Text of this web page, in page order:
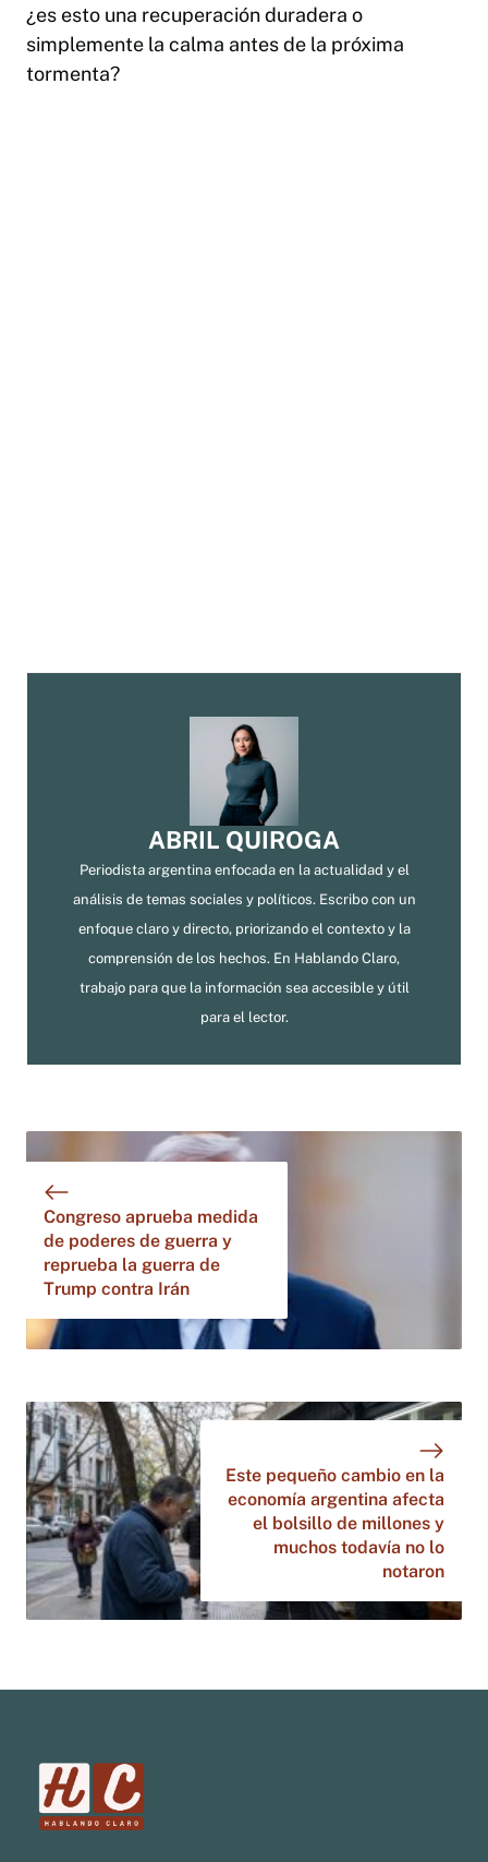
¿es esto una recuperación duradera o
simplemente la calma antes de la próxima
tormenta?
ABRIL QUIROGA
Periodista argentina enfocada en la actualidad y el
análisis de temas sociales y políticos. Escribo con un
enfoque claro y directo, priorizando el contexto y la
comprensión de los hechos. En Hablando Claro,
trabajo para que la información sea accesible y útil
para el lector.
Congreso aprueba medida
de poderes de guerra y
reprueba la guerra de
Trump contra Irán
Este pequeño cambio en la
economía argentina afecta
el bolsillo de millones y
muchos todavía no lo
notaron